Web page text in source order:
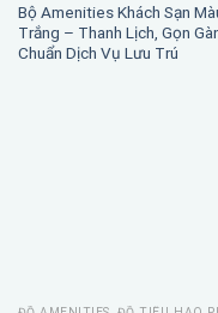
Bộ Amenities Khách Sạn
Trắng – Thanh Lịch, Gọn
Chuẩn Dịch Vụ Lưu Trú